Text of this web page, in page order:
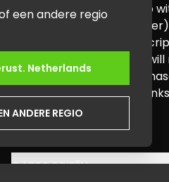
Pure Xbox has teamed up
certified Xbox Card
all your Xbox credit,
buying needs. Pure Xbox
commission for any
through this website.
youtubetwitterinstagram
CATEGORIEËN
een andere regio
Netherlands
ANDERE REGIO